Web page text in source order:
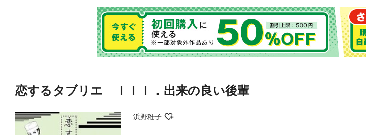
恋するタブリエ ＩＩＩ．出来の良い後輩
浜野稚子